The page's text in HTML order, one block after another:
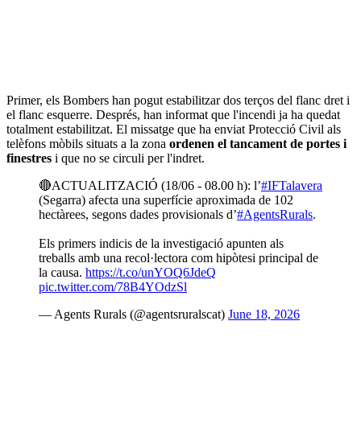
Primer, els Bombers han pogut estabilitzar dos terços del flanc dret i
el flanc esquerre. Després, han informat que l'incendi ja ha quedat
totalment estabilitzat. El missatge que ha enviat Protecció Civil als
telèfons mòbils situats a la zona ordenen el tancament de portes i
finestres i que no se circuli per l'indret.
🔴ACTUALITZACIÓ (18/06 - 08.00 h): l’#IFTalavera
(Segarra) afecta una superfície aproximada de 102
hectàrees, segons dades provisionals d’#AgentsRurals.
Els primers indicis de la investigació apunten als
treballs amb una recol·lectora com hipòtesi principal de
la causa. https://t.co/unYOQ6JdeQ
pic.twitter.com/78B4YOdzSl
— Agents Rurals (@agentsruralscat) June 18, 2026